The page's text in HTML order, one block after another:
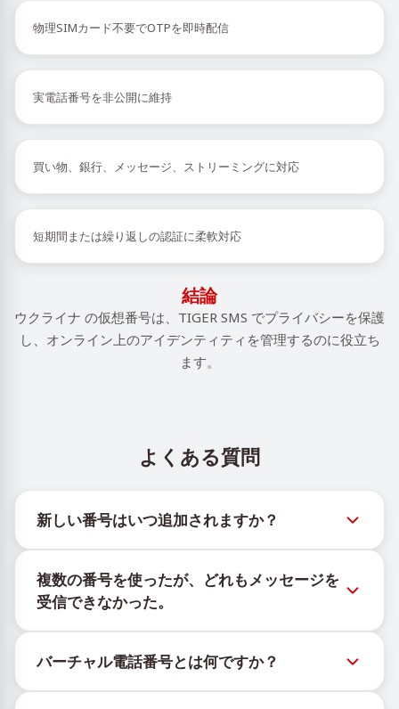
物理SIMカード不要でOTPを即時配信
実電話番号を非公開に維持
買い物、銀行、メッセージ、ストリーミングに対応
短期間または繰り返しの認証に柔軟対応
結論
ウクライナ の仮想番号は、TIGER SMS でプライバシーを保護
し、オンライン上のアイデンティティを管理するのに役立ち
ます。
よくある質問
新しい番号はいつ追加されますか？
@TigerSMSofficial_bot で確認できます。このチャン
ネルは最新の番号在庫にアクセスできるよう、タイム
リーな更新を提供します。
複数の番号を使ったが、どれもメッセージを
受信できなかった。
ことはできません。サービスのアルゴリズムにより、
一時的な番号へのメッセージ配信がさまざまな理由で
バーチャル電話番号とは何ですか？